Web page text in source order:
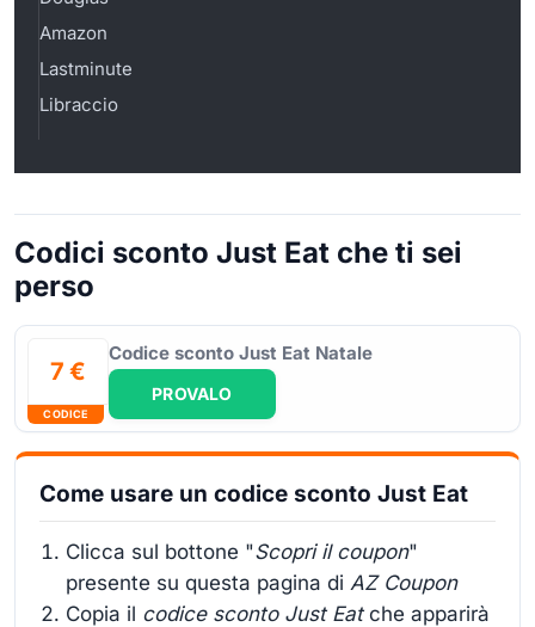
Amazon
Lastminute
Libraccio
Codici sconto Just Eat che ti sei
perso
7 €
CODICE
Codice sconto Just Eat Natale
PROVALO
Come usare un codice sconto Just Eat
Clicca sul bottone "Scopri il coupon"
presente su questa pagina di AZ Coupon
Copia il codice sconto Just Eatche apparirà